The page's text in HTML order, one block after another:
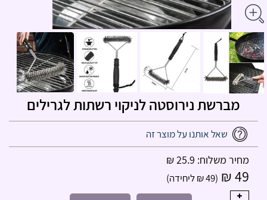
מברשת נירוסטה לניקוי רשתות לגרילים
שאל אותנו על מוצר זה
מחיר משלוח: 25.9 ₪
49 ₪ (49 ₪ ליחידה)